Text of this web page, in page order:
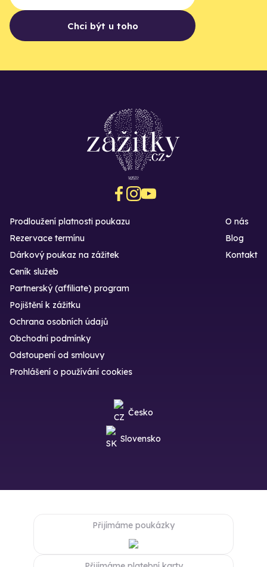
Chci být u toho
Prodloužení platnosti poukazu
Rezervace termínu
Dárkový poukaz na zážitek
O nás
Blog
Kontakt
Ceník služeb
Partnerský (affiliate) program
Pojištění k zážitku
Ochrana osobních údajů
Obchodní podmínky
Odstoupení od smlouvy
Prohlášení o používání cookies
Česko
Slovensko
Přijímáme poukázky